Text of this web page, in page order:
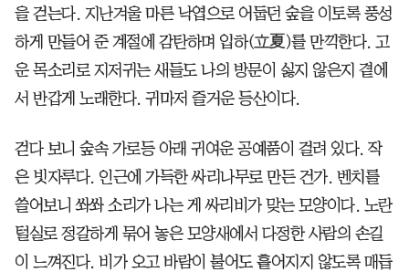
을 걷는다. 지난겨울 마른 낙엽으로 어둡던 숲을 이토록 풍성
하게 만들어 준 계절에 감탄하며 입하(立夏)를 만끽한다. 고
운 목소리로 지저귀는 새들도 나의 방문이 싫지 않은지 곁에
서 반갑게 노래한다. 귀마저 즐거운 등산이다.
걷다 보니 숲속 가로등 아래 귀여운 공예품이 걸려 있다. 작
은 빗자루다. 인근에 가득한 싸리나무로 만든 건가. 벤치를
쓸어보니 쏴쏴 소리가 나는 게 싸리비가 맞는 모양이다. 노란
털실로 정갈하게 묶어 놓은 모양새에서 다정한 사람의 손길
이 느껴진다. 비가 오고 바람이 불어도 흩어지지 않도록 매듭